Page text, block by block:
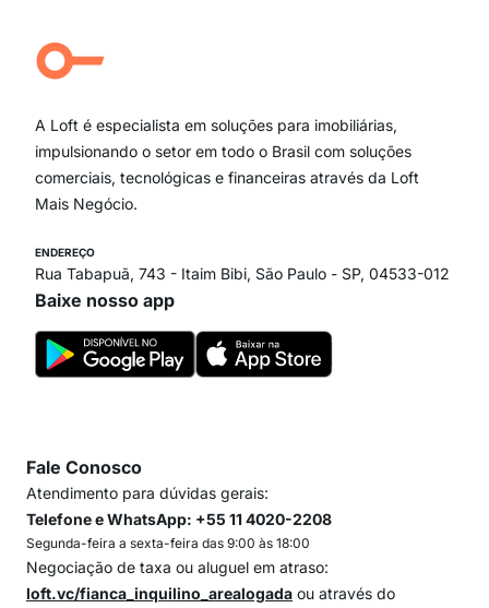
Campo Belo
Ipiranga
Paraíso
Itaim Bibi
A Loft é especialista em soluções para imobiliárias,
impulsionando o setor em todo o Brasil com soluções
comerciais, tecnológicas e financeiras através da Loft
Mais Negócio.
ENDEREÇO
Rua Tabapuã, 743 - Itaim Bibi, São Paulo - SP, 04533-012
Baixe nosso app
Fale Conosco
Atendimento para dúvidas gerais:
Telefone e WhatsApp: +55 11 4020-2208
Segunda-feira a sexta-feira das 9:00 às 18:00
Negociação de taxa ou aluguel em atraso:
loft.vc/fianca_inquilino_arealogada ou através do